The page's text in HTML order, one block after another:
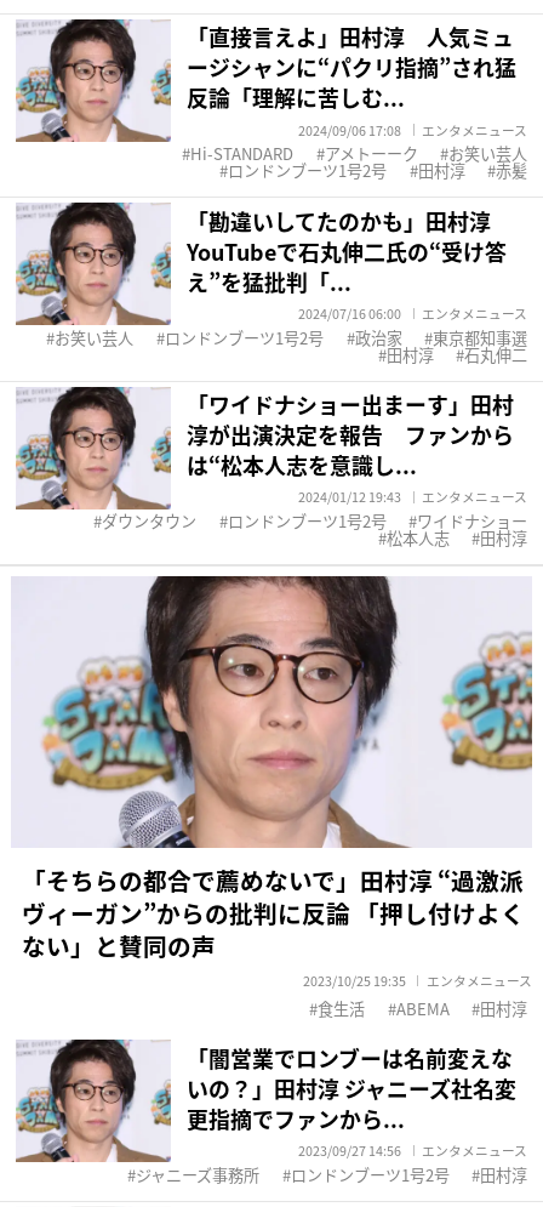
「直接言えよ」田村淳 人気ミュ
ージシャンに“パクリ指摘”され猛
反論「理解に苦しむ...
2024/09/06 17:08 エンタメニュース
Hi-STANDARD アメトーーク お笑い芸人
ロンドンブーツ1号2号 田村淳 赤髪
「勘違いしてたのかも」田村淳
YouTubeで石丸伸二氏の“受け答
え”を猛批判「...
2024/07/16 06:00 エンタメニュース
お笑い芸人 ロンドンブーツ1号2号 政治家 東京都知事選
田村淳 石丸伸二
「ワイドナショー出まーす」田村
淳が出演決定を報告 ファンから
は“松本人志を意識し...
2024/01/12 19:43 エンタメニュース
ダウンタウン ロンドンブーツ1号2号 ワイドナショー
松本人志 田村淳
「そちらの都合で薦めないで」田村淳 “過激派
ヴィーガン”からの批判に反論 「押し付けよく
ない」と賛同の声
2023/10/25 19:35 エンタメニュース
食生活 ABEMA 田村淳
「闇営業でロンブーは名前変えな
いの？」田村淳 ジャニーズ社名変
更指摘でファンから...
2023/09/27 14:56 エンタメニュース
ジャニーズ事務所 ロンドンブーツ1号2号 田村淳